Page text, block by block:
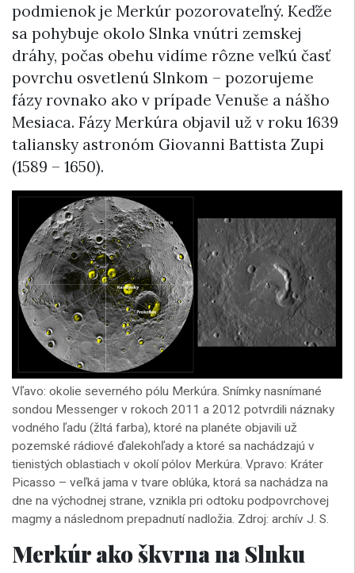
podmienok je Merkúr pozorovateľný. Keďže
sa pohybuje okolo Slnka vnútri zemskej
dráhy, počas obehu vidíme rôzne veľkú časť
povrchu osvetlenú Slnkom – pozorujeme
fázy rovnako ako v prípade Venuše a nášho
Mesiaca. Fázy Merkúra objavil už v roku 1639
taliansky astronóm Giovanni Battista Zupi
(1589 – 1650).
Vľavo: okolie severného pólu Merkúra. Snímky nasnímané
sondou Messenger v rokoch 2011 a 2012 potvrdili náznaky
vodného ľadu (žltá farba), ktoré na planéte objavili už
pozemské rádiové ďalekohľady a ktoré sa nachádzajú v
tienistých oblastiach v okolí pólov Merkúra. Vpravo: Kráter
Picasso – veľká jama v tvare oblúka, ktorá sa nachádza na
dne na východnej strane, vznikla pri odtoku podpovrchovej
magmy a následnom prepadnutí nadložia. Zdroj: archív J. S.
Merkúr ako škvrna na Slnku